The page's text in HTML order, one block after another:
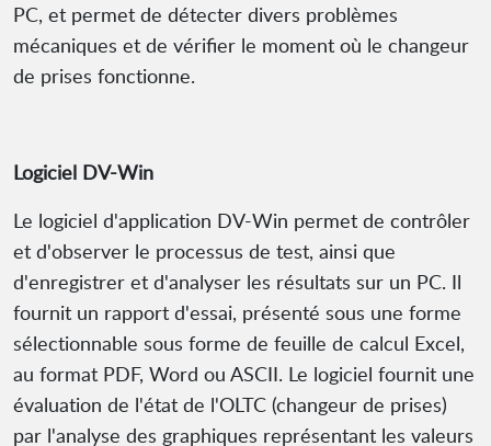
PC, et permet de détecter divers problèmes
mécaniques et de vérifier le moment où le changeur
de prises fonctionne.
Logiciel DV-Win
Le logiciel d'application DV-Win permet de contrôler
et d'observer le processus de test, ainsi que
d'enregistrer et d'analyser les résultats sur un PC. Il
fournit un rapport d'essai, présenté sous une forme
sélectionnable sous forme de feuille de calcul Excel,
au format PDF, Word ou ASCII. Le logiciel fournit une
évaluation de l'état de l'OLTC (changeur de prises)
par l'analyse des graphiques représentant les valeurs